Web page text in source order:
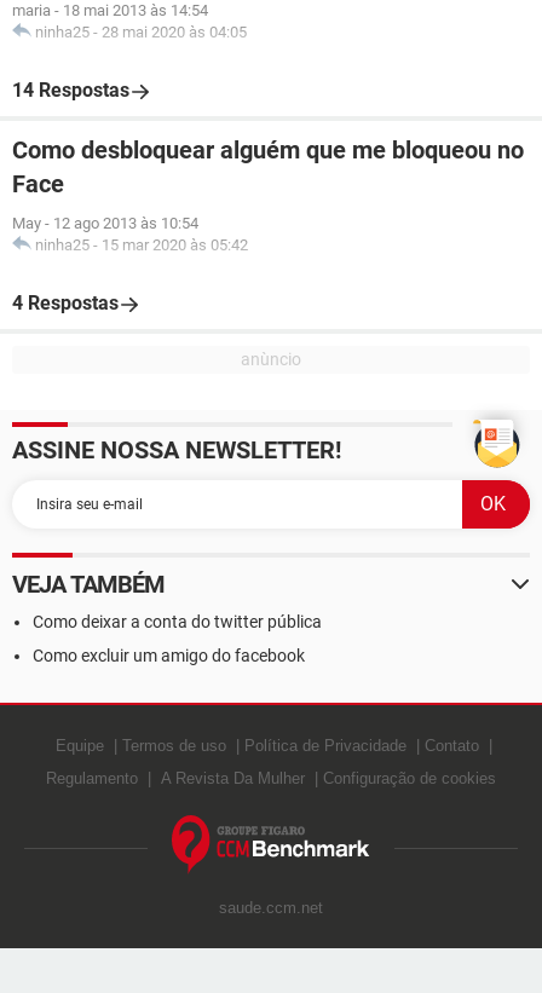
maria - 18 mai 2013 às 14:54
ninha25 - 28 mai 2020 às 04:05
14 Respostas
Como desbloquear alguém que me bloqueou no
Face
May - 12 ago 2013 às 10:54
ninha25 - 15 mar 2020 às 05:42
4 Respostas
ASSINE NOSSA NEWSLETTER!
VEJA TAMBÉM
Como deixar a conta do twitter pública
Como excluir um amigo do facebook
Equipe Termos de uso Política de Privacidade
Contato
Regulamento
A Revista Da Mulher Configuração de cookies
saude.ccm.net